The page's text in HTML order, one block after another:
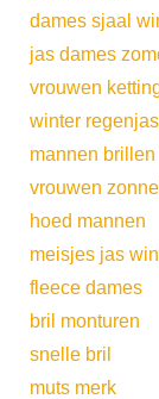
dames sjaal
jas dames
vrouwen
winter regenjas
mannen brillen
vrouwen
hoed mannen
meisjes jas
fleece dames
bril monturen
snelle bril
muts merk